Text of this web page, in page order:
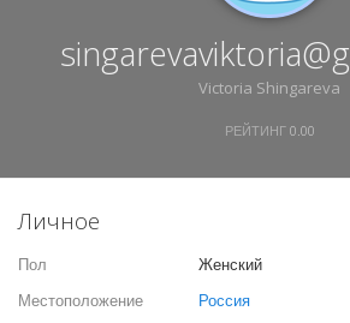
Victoria Shingareva
РЕЙТИНГ 0.00
Личное
Пол
Женский
Местоположение
Россия